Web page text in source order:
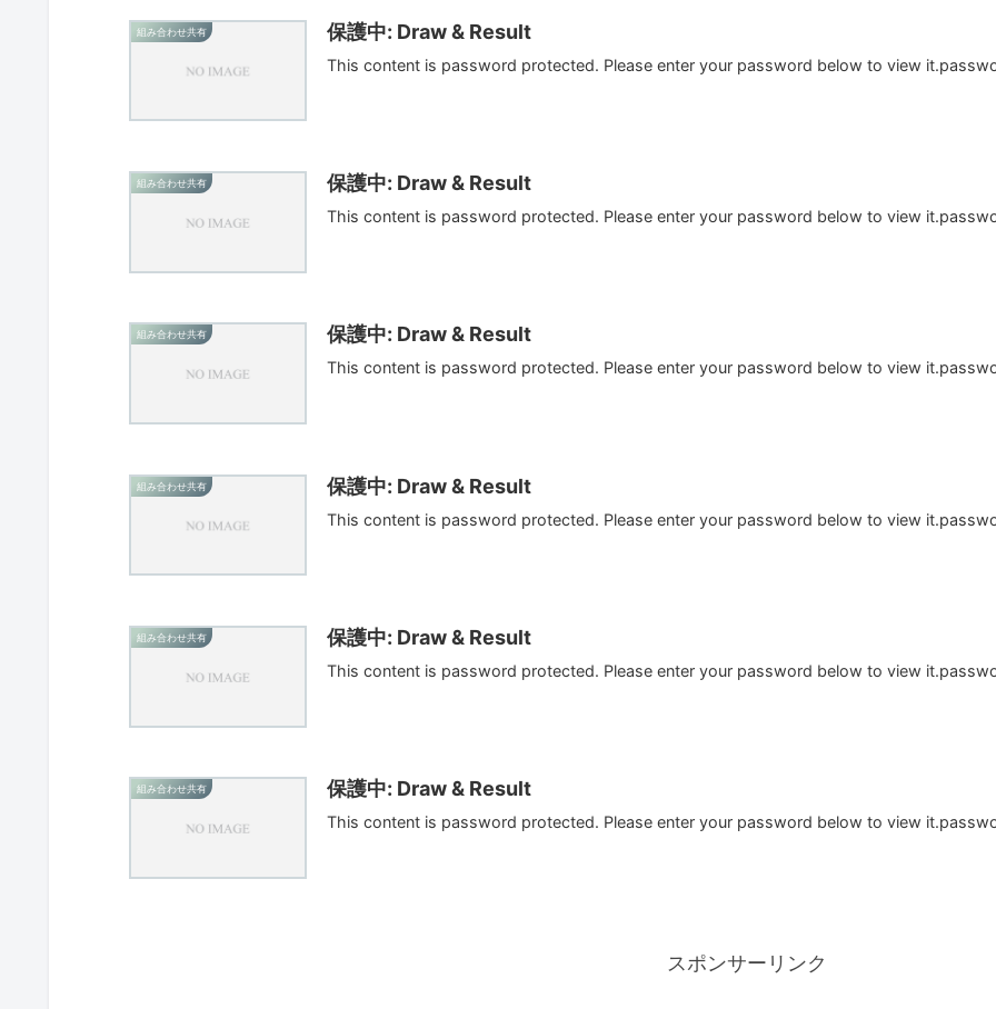
組み合わせ共有 保護中: Draw & Result
This content is password protected. Please enter your password below to view
組み合わせ共有 保護中: Draw & Result
This content is password protected. Please enter your password below to view
組み合わせ共有 保護中: Draw & Result
This content is password protected. Please enter your password below to view
組み合わせ共有 保護中: Draw & Result
This content is password protected. Please enter your password below to view
組み合わせ共有 保護中: Draw & Result
This content is password protected. Please enter your password below to view
組み合わせ共有 保護中: Draw & Result
This content is password protected. Please enter your password below to view
スポンサーリンク